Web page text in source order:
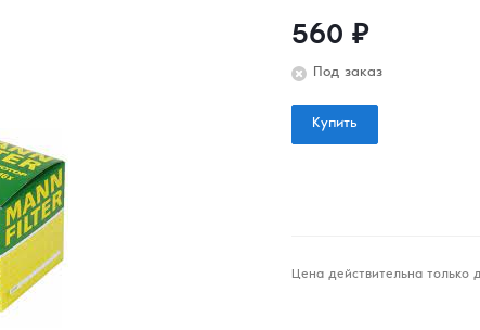
560 ₽
Под заказ
Купить
Цена действительна только